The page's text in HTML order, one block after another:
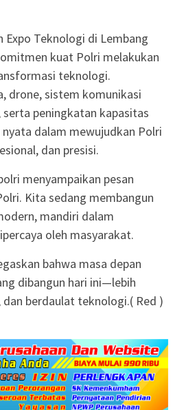
Expo Teknologi di Lembang
kuat Polri melakukan
teknologi.
drone, sistem komunikasi
peningkatan kapasitas
dalam mewujudkan Polri
dan presisi.
menyampaikan pesan
Kita sedang membangun
mandiri dalam
oleh masyarakat.
bahwa masa depan
dibangun hari ini—lebih
berdaulat teknologi.( Red )